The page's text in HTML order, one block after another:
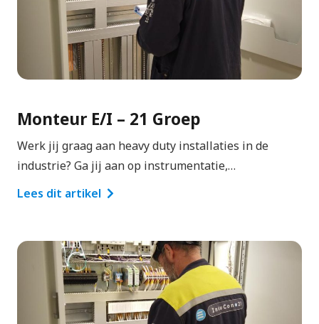
Monteur E/I – 21 Groep
Werk jij graag aan heavy duty installaties in de
industrie? Ga jij aan op instrumentatie,…
Lees dit artikel